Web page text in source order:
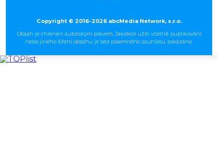
Copyright © 2016-2026 abcMedia Network, s.r.o.
Obsah je chráněn autorským právem. Jakékoli užití včetně publikování
nebo jiného šíření obsahu je bez písemného souhlasu zakázáno.